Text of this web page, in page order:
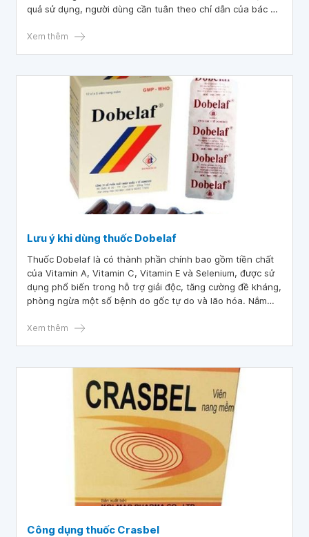
quả sử dụng, người dùng cần tuân theo chỉ dẫn của bác sĩ,
viết sau đây.
Xem thêm
Lưu ý khi dùng thuốc Dobelaf
Thuốc Dobelaf là có thành phần chính bao gồm tiền chất
của Vitamin A, Vitamin C, Vitamin E và Selenium, được sử
dụng phổ biến trong hỗ trợ giải độc, tăng cường đề kháng,
phòng ngừa một số bệnh do gốc tự do và lão hóa. Nắm
phần, công dụng, liều dùng và những lưu ý khi dùng thuốc,
Xem thêm
Công dụng thuốc Crasbel